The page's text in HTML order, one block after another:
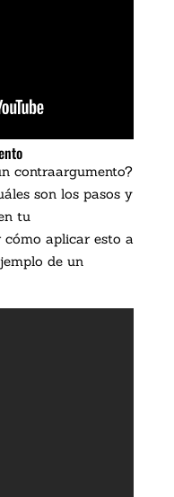
contraargumento?
son los pasos y
tu
cómo aplicar esto a
de un